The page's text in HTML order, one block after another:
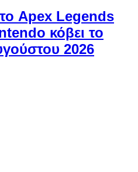
Apex Legends
κόβει το
2026